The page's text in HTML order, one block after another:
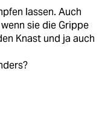
lassen. Auch
sie die Grippe
Knast und ja auch